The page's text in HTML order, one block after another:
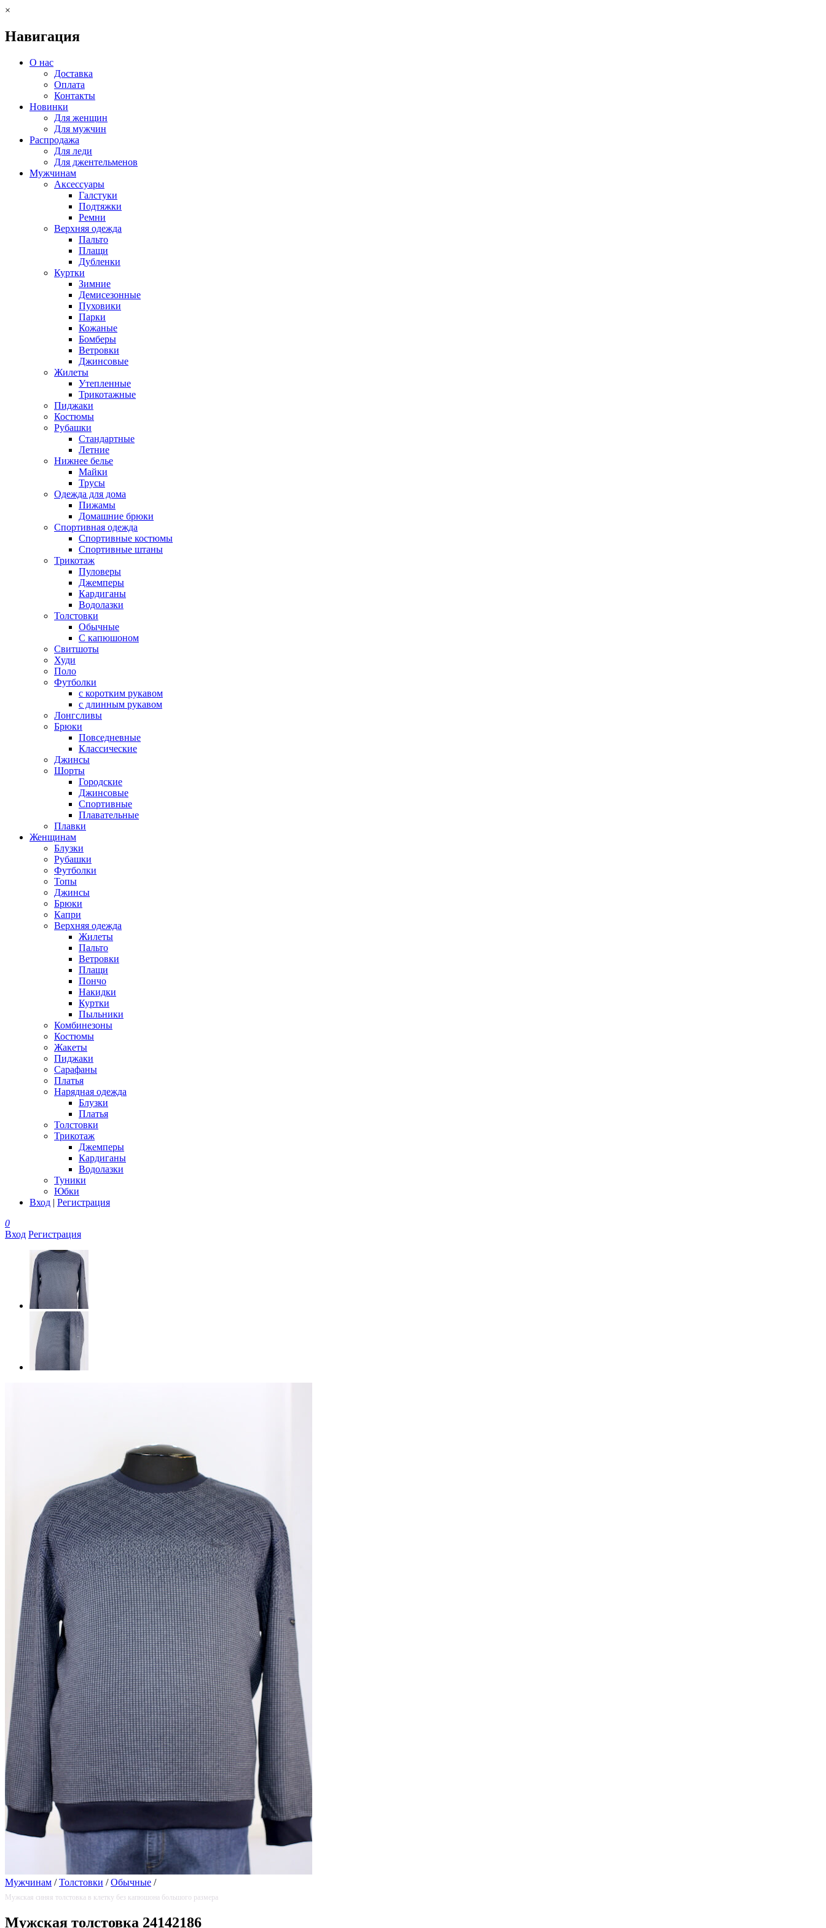
×
Навигация
О нас
Доставка
Оплата
Контакты
Новинки
Для женщин
Для мужчин
Распродажа
Для леди
Для джентельменов
Мужчинам
Аксессуары
Галстуки
Подтяжки
Ремни
Верхняя одежда
Пальто
Плащи
Дубленки
Куртки
Зимние
Демисезонные
Пуховики
Парки
Кожаные
Бомберы
Ветровки
Джинсовые
Жилеты
Утепленные
Трикотажные
Пиджаки
Костюмы
Рубашки
Стандартные
Летние
Нижнее белье
Майки
Трусы
Одежда для дома
Пижамы
Домашние брюки
Спортивная одежда
Спортивные костюмы
Спортивные штаны
Трикотаж
Пуловеры
Джемперы
Кардиганы
Водолазки
Толстовки
Обычные
С капюшоном
Свитшоты
Худи
Поло
Футболки
с коротким рукавом
с длинным рукавом
Лонгсливы
Брюки
Повседневные
Классические
Джинсы
Шорты
Городские
Джинсовые
Спортивные
Плавательные
Плавки
Женщинам
Блузки
Рубашки
Футболки
Топы
Джинсы
Брюки
Капри
Верхняя одежда
Жилеты
Пальто
Ветровки
Плащи
Пончо
Накидки
Куртки
Пыльники
Комбинезоны
Костюмы
Жакеты
Пиджаки
Сарафаны
Платья
Нарядная одежда
Блузки
Платья
Толстовки
Трикотаж
Джемперы
Кардиганы
Водолазки
Туники
Юбки
Вход | Регистрация
0
Вход Регистрация
Мужчинам / Толстовки / Обычные /
Мужская синяя толстовка в клетку без капюшона большого размера
Мужская толстовка 24142186